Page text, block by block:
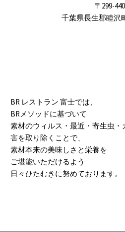
〒299-
千葉県長生郡睦沢
BR レストラン 富士では、
BRメソッドに基づいて
素材のウィルス・最近・寄生虫・
害を取り除くことで、
素材本来の美味しさと栄養を
ご堪能いただけるよう
日々ひたむきに努めております。